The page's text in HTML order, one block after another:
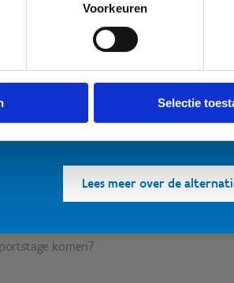
Voorkeuren
Selectie
betekent dat er vanaf nu een
en zeilen wordt afgeraden, maar
voorzorgsmaatregelen: • Handen wassen
voor personen met een
openwaterzwemmers is er een
Bedankt voor jullie
Lees meer over de